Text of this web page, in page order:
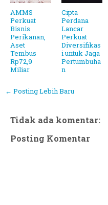
AMMS
Perkuat
Bisnis
Perikanan,
Aset
Tembus
Rp72,9
Miliar
Cipta
Perdana
Lancar
Perkuat
Diversifikas
i untuk Jaga
Pertumbuha
n
← Posting Lebih Baru
Tidak ada komentar:
Posting Komentar